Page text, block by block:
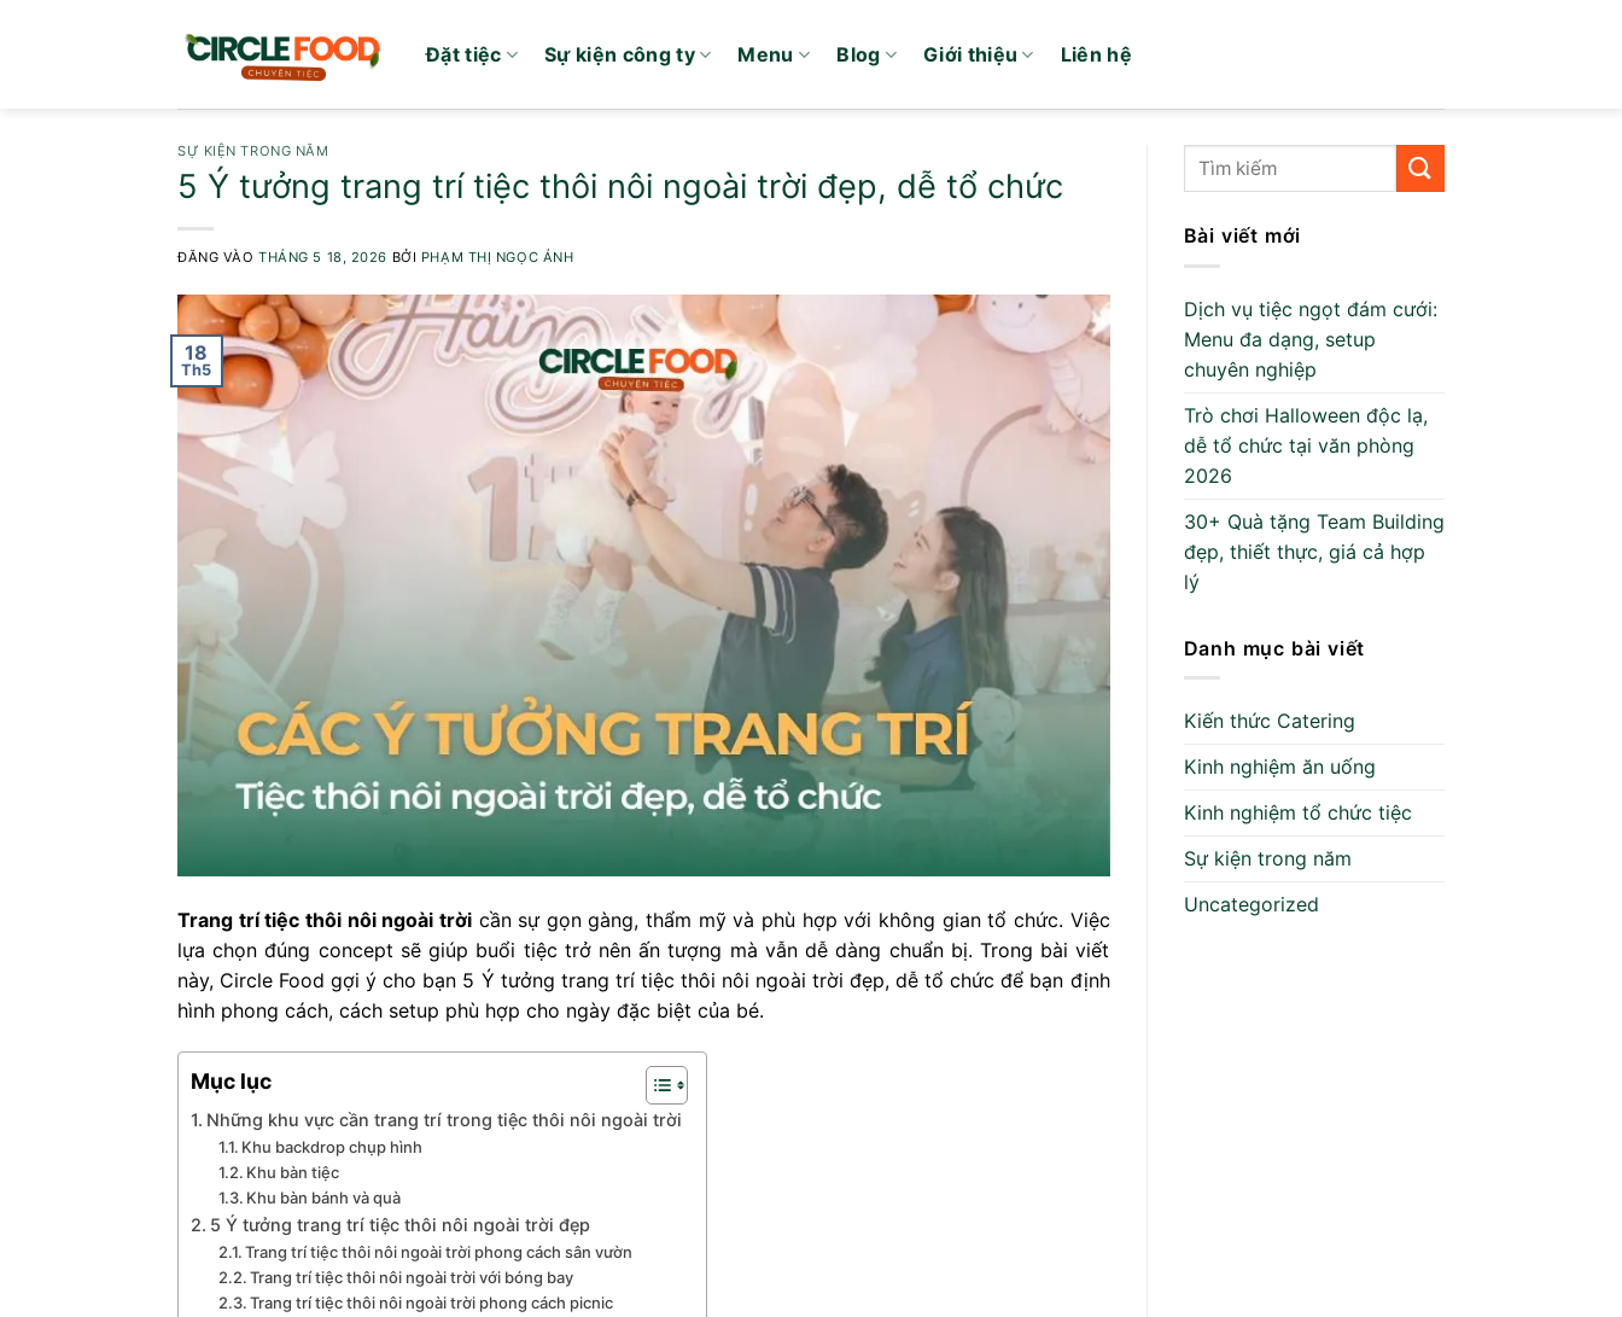
Đặt tiệc Sự kiện công ty Menu Blog Giới thiệu Liên hệ
SỰ KIỆN TRONG NĂM
5 Ý tưởng trang trí tiệc thôi nôi ngoài trời đẹp, dễ tổ chức
ĐĂNG VÀOTHÁNG 5 18, 2026 BỞI PHẠM THỊ NGỌC ÁNH
18
Th5
Trang trí tiệc thôi nôi ngoài trờicần sự gọn gàng, thẩm mỹ và phù hợp với không gian tổ chức. Việc
lựa chọn đúng concept sẽ giúp buổi tiệc trở nên ấn tượng mà vẫn dễ dàng chuẩn bị. Trong bài viết
này, Circle Food gợi ý cho bạn 5 Ý tưởng trang trí tiệc thôi nôi ngoài trời đẹp, dễ tổ chức để bạn định
hình phong cách, cách setup phù hợp cho ngày đặc biệt của bé.
Mục lục
Những khu vực cần trang trí trong tiệc thôi nôi ngoài trời
Khu backdrop chụp hình
Khu bàn tiệc
Khu bàn bánh và quà
5 Ý tưởng trang trí tiệc thôi nôi ngoài trời đẹp
Trang trí tiệc thôi nôi ngoài trời phong cách sân vườn
Trang trí tiệc thôi nôi ngoài trời với bóng bay
Trang trí tiệc thôi nôi ngoài trời phong cách picnic
Bài viết mới
Dịch vụ tiệc ngọt đám cưới:
Menu đa dạng, setup
chuyên nghiệp
Trò chơi Halloween độc lạ,
dễ tổ chức tại văn phòng
2026
30+ Quà tặng Team Building
đẹp, thiết thực, giá cả hợp
lý
Danh mục bài viết
Kiến thức Catering
Kinh nghiệm ăn uống
Kinh nghiệm tổ chức tiệc
Sự kiện trong năm
Uncategorized